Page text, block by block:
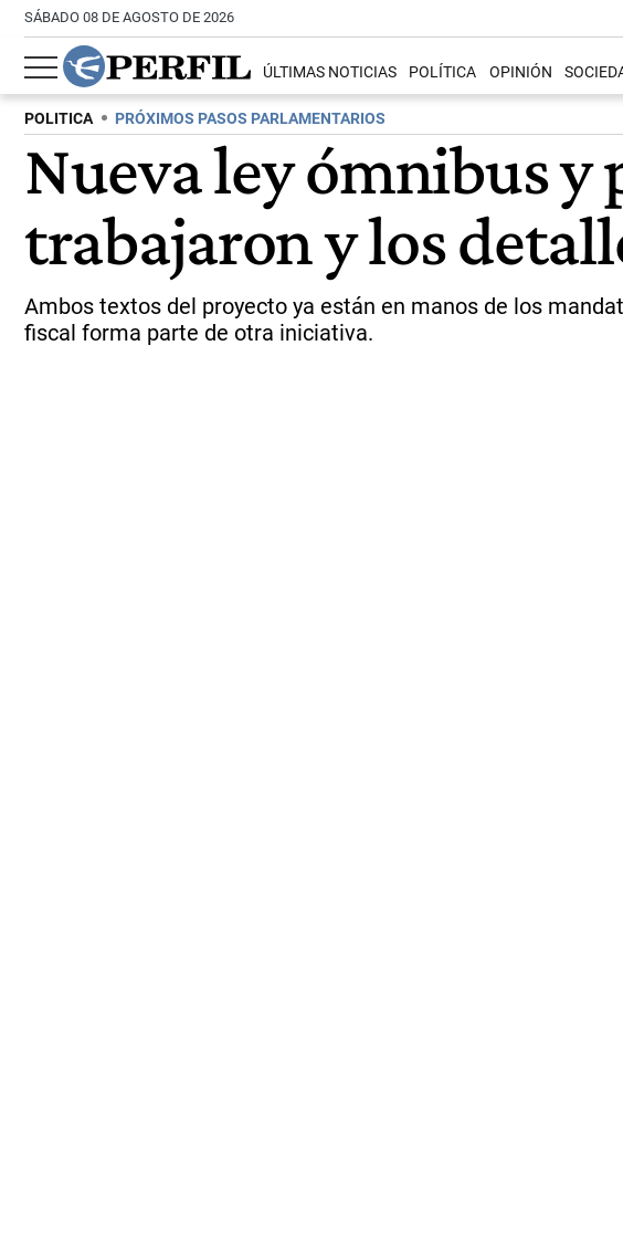
SÁBADO 08 DE AGOSTO DE 2026
ÚLTIMAS NOTICIAS POLÍTICA OPINIÓN
POLITICA PRÓXIMOS PASOS PARLAMENTARIOS
Nueva ley ómnibus y
trabajaron y los
Ambos textos del proyecto ya están en manos de los
fiscal forma parte de otra iniciativa.